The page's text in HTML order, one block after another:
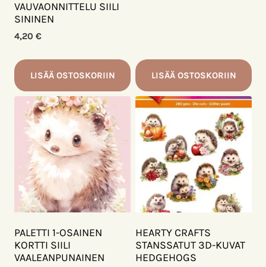
VAUVAONNITTELU SIILI
SININEN
4,20 €
LISÄÄ OSTOSKORIIN LISÄÄ OSTOSKORIIN
PALETTI 1-OSAINEN
KORTTI SIILI
VAALEANPUNAINEN
HEARTY CRAFTS
STANSSATUT 3D-KUVAT
HEDGEHOGS